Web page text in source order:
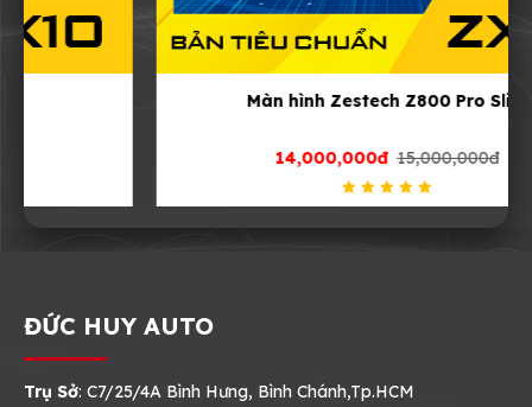
Màn hình Zestech Z800 Pro Slim
15,000,000đ
ĐỨC HUY AUTO
Trụ Sở: C7/25/4A Bình Hưng, Bình Chánh,Tp.HCM